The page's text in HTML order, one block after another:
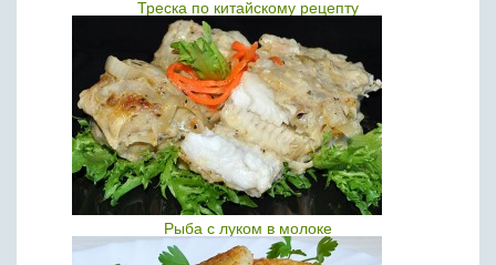
Треска по китайскому рецепту
Рыба с луком в молоке